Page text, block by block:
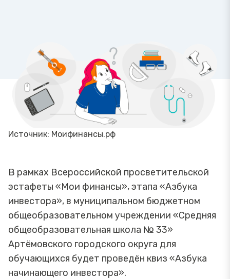
Источник: Моифинансы.рф
В рамках Всероссийской просветительской
эстафеты «Мои финансы», этапа «Азбука
инвестора», в муниципальном бюджетном
общеобразовательном учреждении «Средняя
общеобразовательная школа № 33»
Артёмовского городского округа для
обучающихся будет проведён квиз «Азбука
начинающего инвестора».